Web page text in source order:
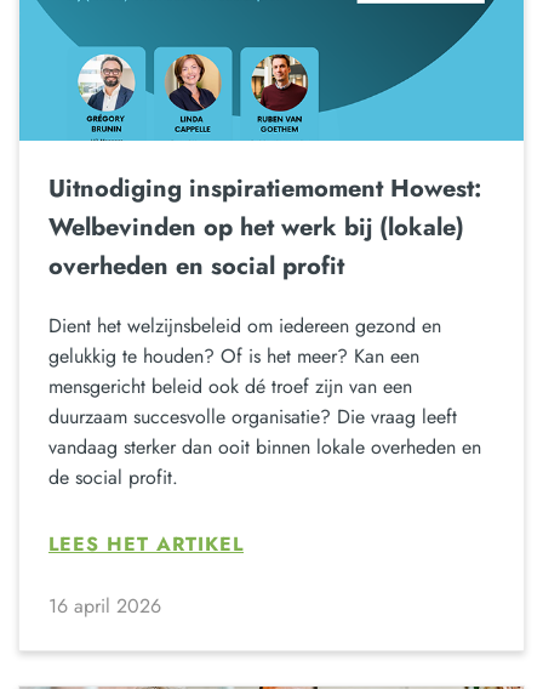
Uitnodiging inspiratiemoment Howest:
Welbevinden op het werk bij (lokale)
overheden en social profit
Dient het welzijnsbeleid om iedereen gezond en
gelukkig te houden? Of is het meer? Kan een
mensgericht beleid ook dé troef zijn van een
duurzaam succesvolle organisatie? Die vraag leeft
vandaag sterker dan ooit binnen lokale overheden en
de social profit.
LEES HET ARTIKEL
16 april 2026